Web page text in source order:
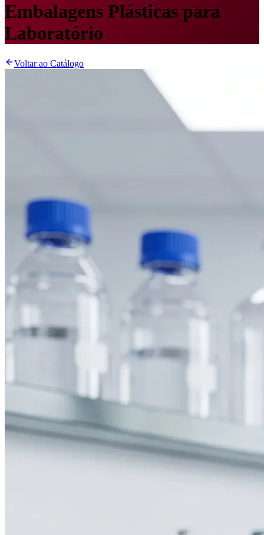
Embalagens Plásticas para
Laboratório
Voltar ao Catálogo